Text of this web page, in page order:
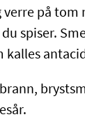
på
spiser.
kalles